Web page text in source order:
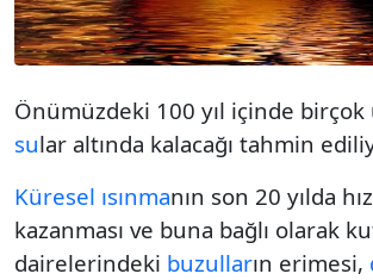
Önümüzdeki 100 yıl içinde
sular altında kalacağı tahmin
Küresel ısınmanın son 20 yılda
kazanması ve buna bağlı olarak
dairelerindeki buzulların erimesi,